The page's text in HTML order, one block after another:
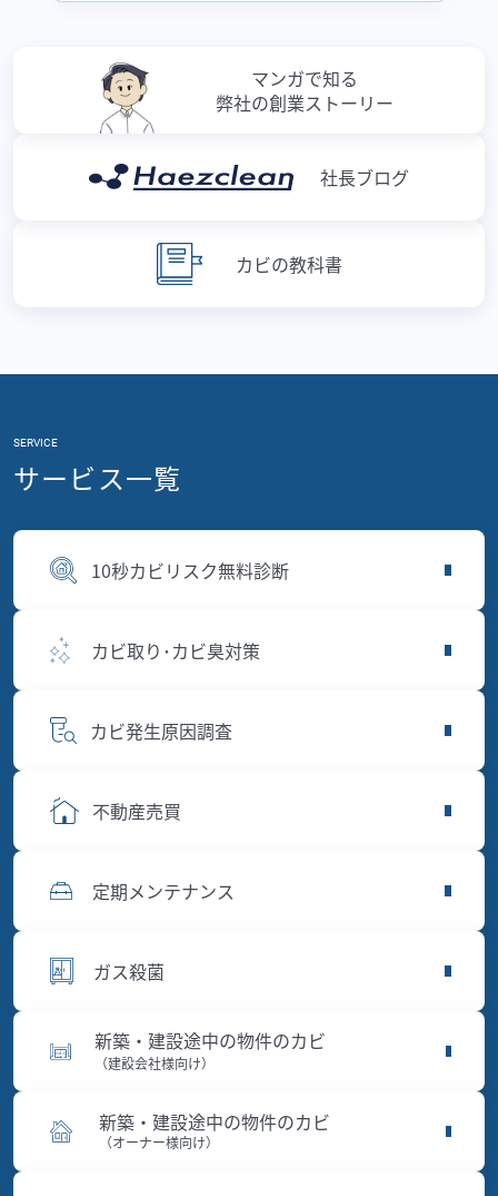
カビの教科書
社長ブログ
マンガで知る
弊社の創業ストーリー
SERVICE
サービス一覧
10秒カビリスク無料診断
カビ取り･カビ臭対策
カビ発生原因調査
不動産売買
定期メンテナンス
ガス殺菌
新築・建設途中の物件のカビ
（建設会社様向け）
新築・建設途中の物件のカビ
（オーナー様向け）